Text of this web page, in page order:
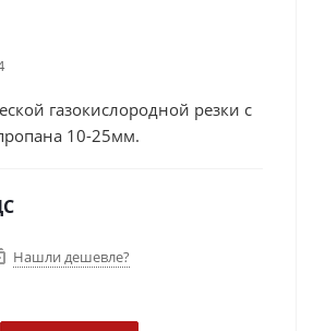
газокислородной резки с
10-25мм.
Нашли дешевле?